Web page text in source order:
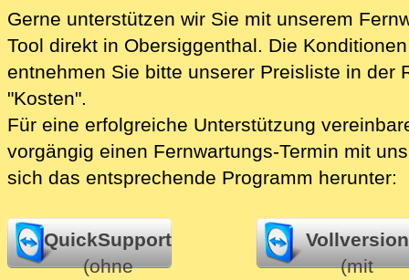
Fernwartung
Gerne unterstützen wir Sie mit unserem
Tool direkt in Obersiggenthal. Die Konditionen
entnehmen Sie bitte unserer Preisliste in der
"Kosten".
Für eine erfolgreiche Unterstützung
vorgängig einen Fernwartungs-Termin mit
sich das entsprechende Programm herunter:
QuickSupport
(ohne
Vollversion
(mit